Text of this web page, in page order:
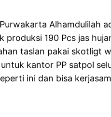
Alhamdulilah
produksi 190 Pcs jas
taslan pakai skotligt
kantor PP satpol
ini dan bisa